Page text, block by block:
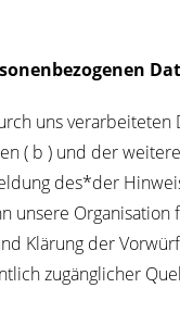
uns ver­ar­bei­te­ten
( b ) und der
des*der
unse­re
Klä­rung der
zugäng­li­cher